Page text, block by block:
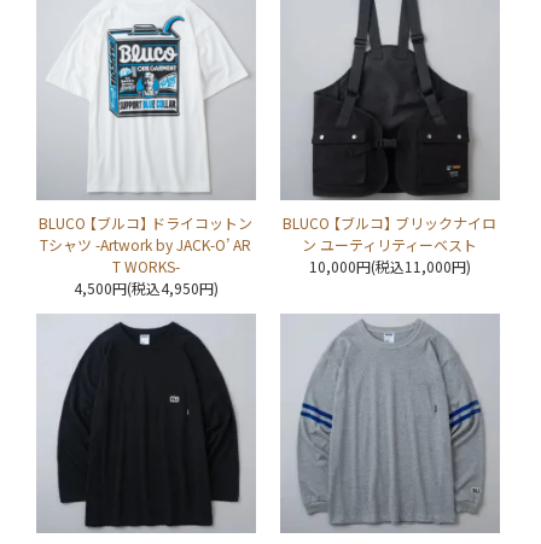
BLUCO 【ブルコ】 ドライコットン
Tシャツ -Artwork by JACK-O’ AR
T WORKS-
4,500円(税込4,950円)
BLUCO 【ブルコ】 ブリックナイロ
ン ユーティリティーベスト
10,000円(税込11,000円)